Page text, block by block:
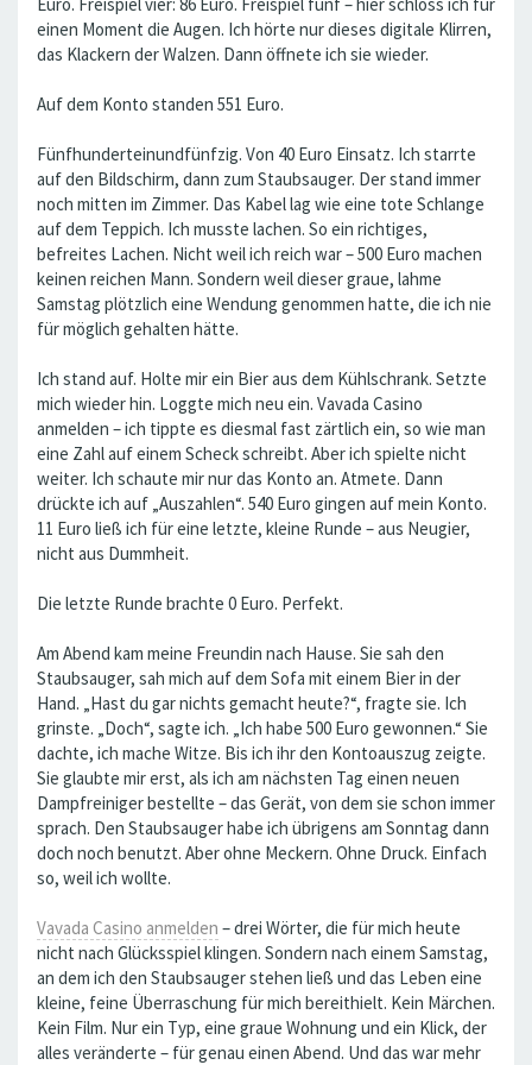
einen Moment die Augen. Ich hörte nur dieses digitale Klirren,
das Klackern der Walzen. Dann öffnete ich sie wieder.
Auf dem Konto standen 551 Euro.
Fünfhunderteinundfünfzig. Von 40 Euro Einsatz. Ich starrte
auf den Bildschirm, dann zum Staubsauger. Der stand immer
noch mitten im Zimmer. Das Kabel lag wie eine tote Schlange
auf dem Teppich. Ich musste lachen. So ein richtiges,
befreites Lachen. Nicht weil ich reich war – 500 Euro machen
keinen reichen Mann. Sondern weil dieser graue, lahme
Samstag plötzlich eine Wendung genommen hatte, die ich nie
für möglich gehalten hätte.
Ich stand auf. Holte mir ein Bier aus dem Kühlschrank. Setzte
mich wieder hin. Loggte mich neu ein. Vavada Casino
anmelden – ich tippte es diesmal fast zärtlich ein, so wie man
eine Zahl auf einem Scheck schreibt. Aber ich spielte nicht
weiter. Ich schaute mir nur das Konto an. Atmete. Dann
drückte ich auf „Auszahlen“. 540 Euro gingen auf mein Konto.
11 Euro ließ ich für eine letzte, kleine Runde – aus Neugier,
nicht aus Dummheit.
Die letzte Runde brachte 0 Euro. Perfekt.
Am Abend kam meine Freundin nach Hause. Sie sah den
Staubsauger, sah mich auf dem Sofa mit einem Bier in der
Hand. „Hast du gar nichts gemacht heute?“, fragte sie. Ich
grinste. „Doch“, sagte ich. „Ich habe 500 Euro gewonnen.“ Sie
dachte, ich mache Witze. Bis ich ihr den Kontoauszug zeigte.
Sie glaubte mir erst, als ich am nächsten Tag einen neuen
Dampfreiniger bestellte – das Gerät, von dem sie schon immer
sprach. Den Staubsauger habe ich übrigens am Sonntag dann
doch noch benutzt. Aber ohne Meckern. Ohne Druck. Einfach
so, weil ich wollte.
Vavada Casino anmelden – drei Wörter, die für mich heute
nicht nach Glücksspiel klingen. Sondern nach einem Samstag,
an dem ich den Staubsauger stehen ließ und das Leben eine
kleine, feine Überraschung für mich bereithielt. Kein Märchen.
Kein Film. Nur ein Typ, eine graue Wohnung und ein Klick, der
alles veränderte – für genau einen Abend. Und das war mehr